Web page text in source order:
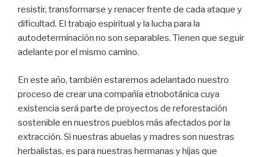
resistir, transformarse y renacer frente de cada ataque y
dificultad. El trabajo espiritual y la lucha para la
autodeterminación no son separables. Tienen que seguir
adelante por el mismo camino.
En este año, también estaremos adelantado nuestro
proceso de crear una compañía etnobotánica cuya
existencia será parte de proyectos de reforestación
sostenible en nuestros pueblos más afectados por la
extracción. Si nuestras abuelas y madres son nuestras
herbalistas, es para nuestras hermanas y hijas que